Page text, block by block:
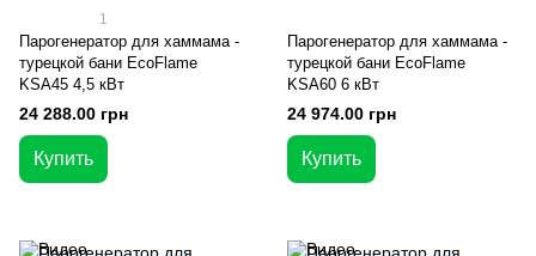
1
Парогенератор для хаммама -
турецкой бани EcoFlame
KSA45 4,5 кВт
24 288.00 грн
Купить
Парогенератор для хаммама -
турецкой бани EcoFlame
KSA60 6 кВт
24 974.00 грн
Купить